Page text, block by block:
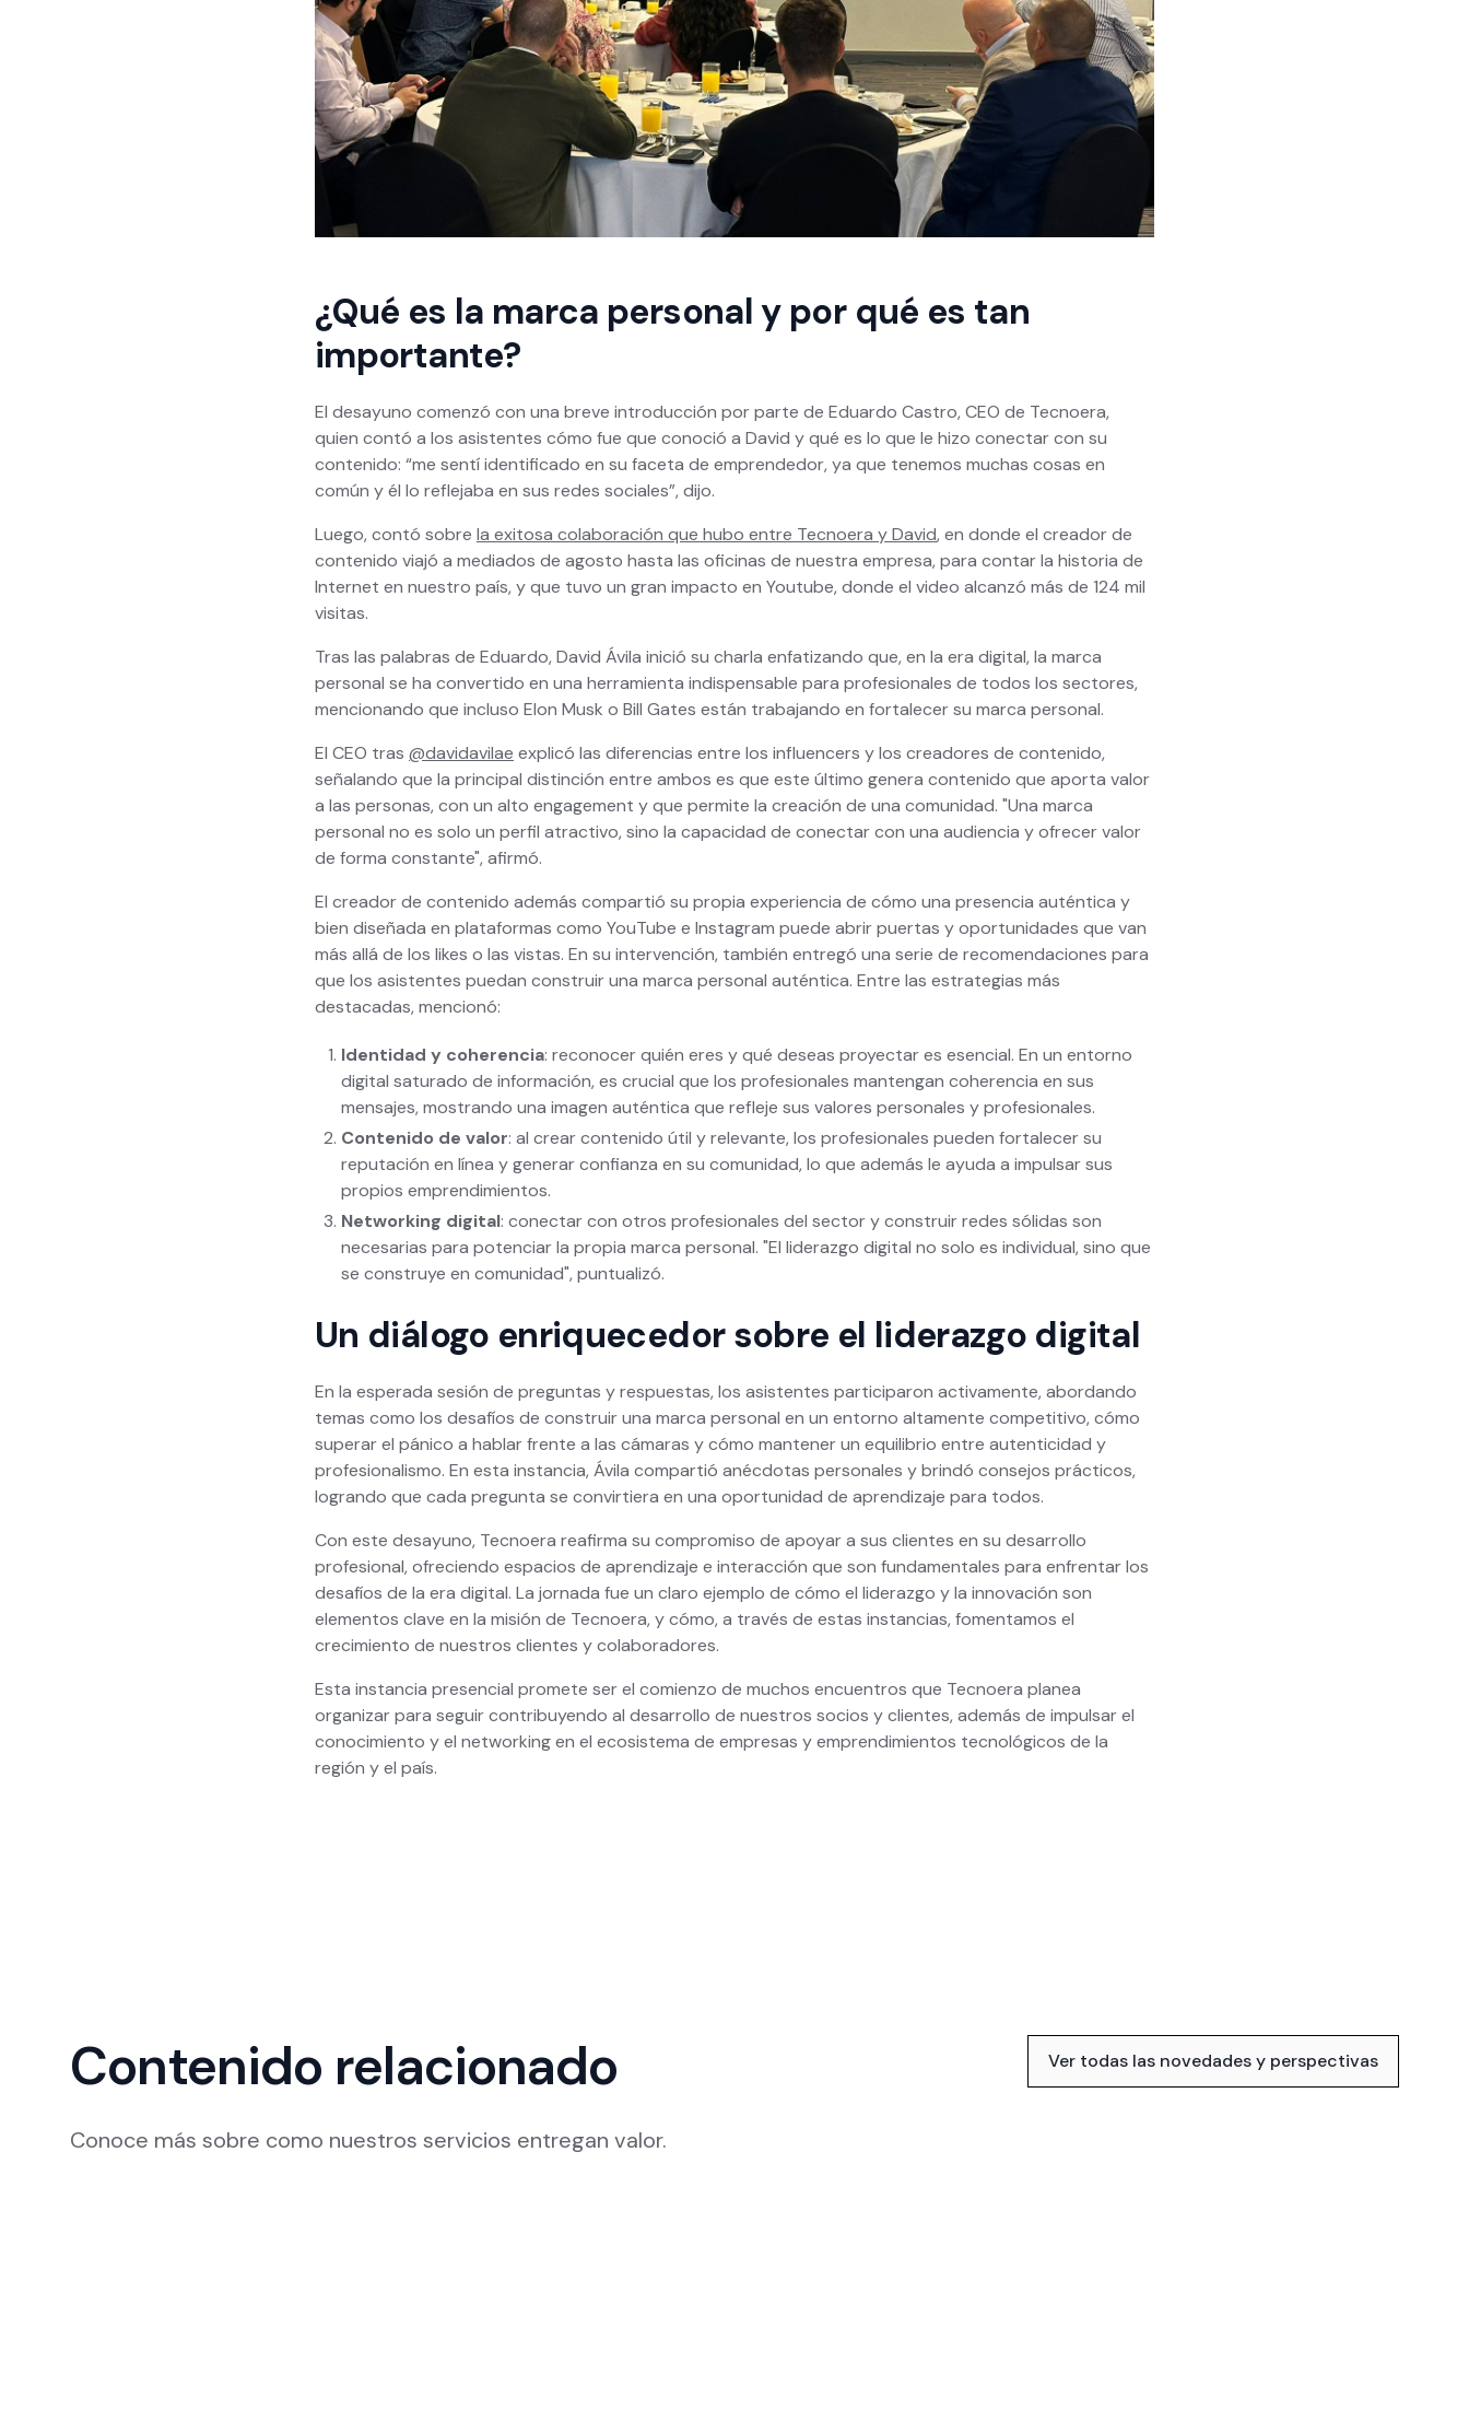
¿Qué es la marca personal y por qué es tan
importante?
El desayuno comenzó con una breve introducción por parte de Eduardo Castro, CEO de Tecnoera,
quien contó a los asistentes cómo fue que conoció a David y qué es lo que le hizo conectar con su
contenido: “me sentí identificado en su faceta de emprendedor, ya que tenemos muchas cosas en
común y él lo reflejaba en sus redes sociales”, dijo.
Luego, contó sobre la exitosa colaboración que hubo entre Tecnoera y David, en donde el creador de
contenido viajó a mediados de agosto hasta las oficinas de nuestra empresa, para contar la historia de
Internet en nuestro país, y que tuvo un gran impacto en Youtube, donde el video alcanzó más de 124 mil
visitas.
Tras las palabras de Eduardo, David Ávila inició su charla enfatizando que, en la era digital, la marca
personal se ha convertido en una herramienta indispensable para profesionales de todos los sectores,
mencionando que incluso Elon Musk o Bill Gates están trabajando en fortalecer su marca personal.
El CEO tras @davidavilae explicó las diferencias entre los influencers y los creadores de contenido,
señalando que la principal distinción entre ambos es que este último genera contenido que aporta valor
a las personas, con un alto engagement y que permite la creación de una comunidad. "Una marca
personal no es solo un perfil atractivo, sino la capacidad de conectar con una audiencia y ofrecer valor
de forma constante", afirmó.
El creador de contenido además compartió su propia experiencia de cómo una presencia auténtica y
bien diseñada en plataformas como YouTube e Instagram puede abrir puertas y oportunidades que van
más allá de los likes o las vistas. En su intervención, también entregó una serie de recomendaciones para
que los asistentes puedan construir una marca personal auténtica. Entre las estrategias más
destacadas, mencionó:
Identidad y coherencia: reconocer quién eres y qué deseas proyectar es esencial. En un entorno
digital saturado de información, es crucial que los profesionales mantengan coherencia en sus
mensajes, mostrando una imagen auténtica que refleje sus valores personales y profesionales.
Contenido de valor: al crear contenido útil y relevante, los profesionales pueden fortalecer su
reputación en línea y generar confianza en su comunidad, lo que además le ayuda a impulsar sus
propios emprendimientos.
Networking digital: conectar con otros profesionales del sector y construir redes sólidas son
necesarias para potenciar la propia marca personal. "El liderazgo digital no solo es individual, sino que
se construye en comunidad", puntualizó.
Un diálogo enriquecedor sobre el liderazgo digital
En la esperada sesión de preguntas y respuestas, los asistentes participaron activamente, abordando
temas como los desafíos de construir una marca personal en un entorno altamente competitivo, cómo
superar el pánico a hablar frente a las cámaras y cómo mantener un equilibrio entre autenticidad y
profesionalismo. En esta instancia, Ávila compartió anécdotas personales y brindó consejos prácticos,
logrando que cada pregunta se convirtiera en una oportunidad de aprendizaje para todos.
Con este desayuno, Tecnoera reafirma su compromiso de apoyar a sus clientes en su desarrollo
profesional, ofreciendo espacios de aprendizaje e interacción que son fundamentales para enfrentar los
desafíos de la era digital. La jornada fue un claro ejemplo de cómo el liderazgo y la innovación son
elementos clave en la misión de Tecnoera, y cómo, a través de estas instancias, fomentamos el
crecimiento de nuestros clientes y colaboradores.
Esta instancia presencial promete ser el comienzo de muchos encuentros que Tecnoera planea
organizar para seguir contribuyendo al desarrollo de nuestros socios y clientes, además de impulsar el
conocimiento y el networking en el ecosistema de empresas y emprendimientos tecnológicos de la
región y el país.
Contenido relacionado
Conoce más sobre como nuestros servicios entregan valor.
Ver todas las novedades y perspectivas